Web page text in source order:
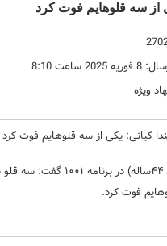
از سه قلوهایم فوت کرد
ساعت 8:10
ویژه
لیندا کیانی (بازیگر ۴۴ساله) در
فوت کرد.